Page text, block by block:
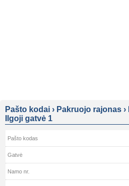
Pašto kodai › Pakruojo rajonas ›
Ilgoji gatvė 1